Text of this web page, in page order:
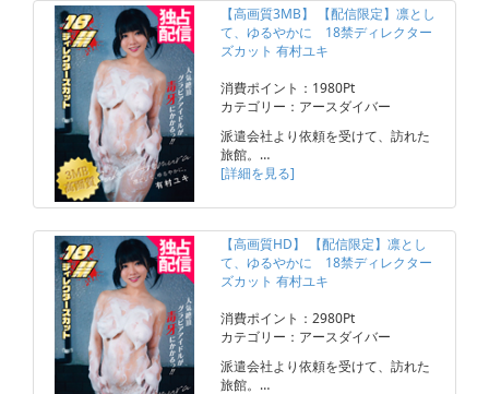
【高画質3MB】 【配信限定】凛とし
て、ゆるやかに 18禁ディレクター
ズカット 有村ユキ
消費ポイント：1980Pt
カテゴリー：アースダイバー
派遣会社より依頼を受けて、訪れた
旅館。…
[詳細を見る]
【高画質HD】 【配信限定】凛とし
て、ゆるやかに 18禁ディレクター
ズカット 有村ユキ
消費ポイント：2980Pt
カテゴリー：アースダイバー
派遣会社より依頼を受けて、訪れた
旅館。…